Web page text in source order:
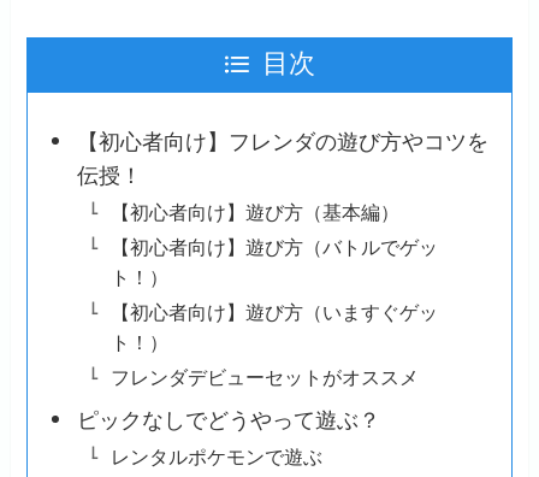
目次
【初心者向け】フレンダの遊び方やコツを
伝授！
【初心者向け】遊び方（基本編）
【初心者向け】遊び方（バトルでゲッ
ト！）
【初心者向け】遊び方（いますぐゲッ
ト！）
フレンダデビューセットがオススメ
ピックなしでどうやって遊ぶ？
レンタルポケモンで遊ぶ